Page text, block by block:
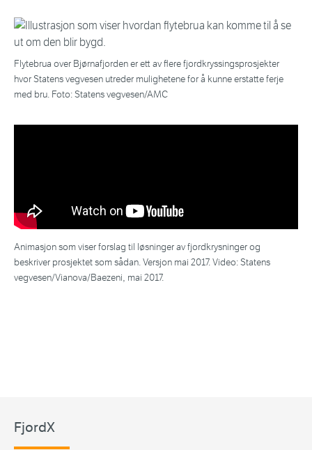
Flytebrua over Bjørnafjorden er ett av flere fjordkryssingsprosjekter
hvor Statens vegvesen utreder mulighetene for å kunne erstatte ferje
med bru. Foto: Statens vegvesen/AMC
Animasjon som viser forslag til løsninger av fjordkrysninger og
beskriver prosjektet som sådan. Versjon mai 2017. Video: Statens
vegvesen/Vianova/Baezeni, mai 2017.
FjordX